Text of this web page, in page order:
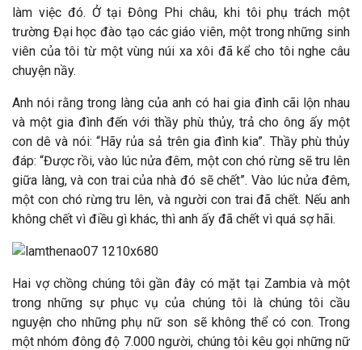
làm việc đó. Ở tại Đông Phi châu, khi tôi phụ trách một
trường Đại học đào tạo các giáo viên, một trong những sinh
viên của tôi từ một vùng núi xa xôi đã kể cho tôi nghe câu
chuyện nầy.
Anh nói rằng trong làng của anh có hai gia đình cãi lộn nhau
và một gia đình đến với thầy phù thủy, trả cho ông ấy một
con dê và nói: “Hãy rủa sả trên gia đình kia”. Thầy phù thủy
đáp: “Được rồi, vào lúc nửa đêm, một con chó rừng sẽ tru lên
giữa làng, và con trai của nhà đó sẽ chết”. Vào lúc nửa đêm,
một con chó rừng tru lên, và người con trai đã chết. Nếu anh
không chết vì điều gì khác, thì anh ấy đã chết vì quá sợ hãi.
Hai vợ chồng chúng tôi gần đây có mặt tại Zambia và một
trong những sự phục vụ của chúng tôi là chúng tôi cầu
nguyện cho những phụ nữ son sẽ không thể có con. Trong
một nhóm đông độ 7.000 người, chúng tôi kêu gọi những nữ